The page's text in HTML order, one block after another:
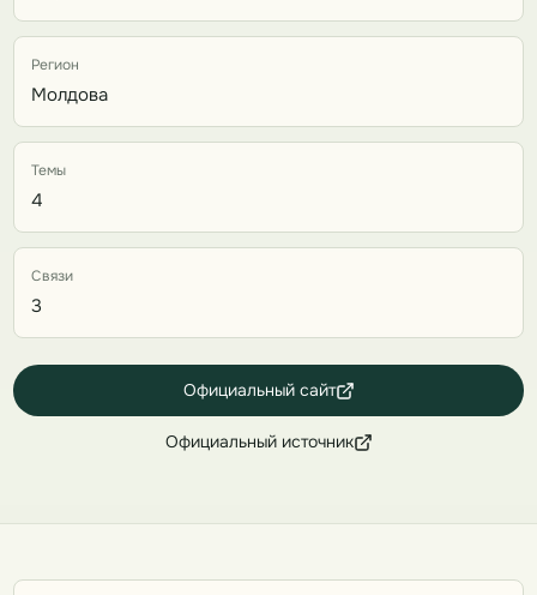
Регион
Молдова
Темы
4
Связи
3
Официальный сайт
Официальный источник